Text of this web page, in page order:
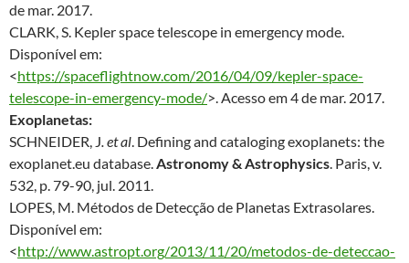
de mar. 2017.
CLARK, S. Kepler space telescope in emergency mode.
Disponível em:
<https://spaceflightnow.com/2016/04/09/kepler-space-
telescope-in-emergency-mode/>. Acesso em 4 de mar. 2017.
Exoplanetas:
SCHNEIDER, J. et al. Defining and cataloging exoplanets: the
exoplanet.eu database.Astronomy & Astrophysics. Paris, v.
532, p. 79-90, jul. 2011.
LOPES, M. Métodos de Detecção de Planetas Extrasolares.
Disponível em:
<http://www.astropt.org/2013/11/20/metodos-de-deteccao-